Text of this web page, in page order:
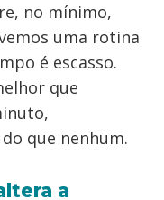
no mínimo,
uma rotina
é escasso.
que
que nenhum.
a